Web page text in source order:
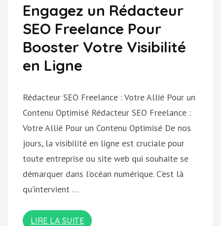
Engagez un Rédacteur
SEO Freelance Pour
Booster Votre Visibilité
en Ligne
Rédacteur SEO Freelance : Votre Allié Pour un
Contenu Optimisé Rédacteur SEO Freelance :
Votre Allié Pour un Contenu Optimisé De nos
jours, la visibilité en ligne est cruciale pour
toute entreprise ou site web qui souhaite se
démarquer dans l’océan numérique. C’est là
qu’intervient …
LIRE LA SUITE